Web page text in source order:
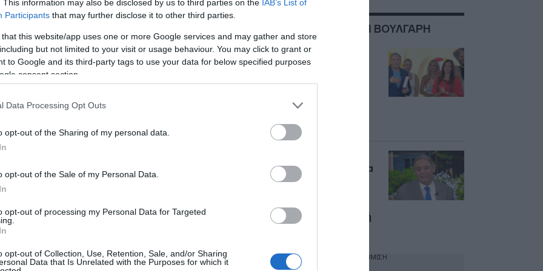
This information may also be disclosed by us to third parties on the IAB’s List of
Participants that may further disclose it to other third parties.
that this website/app uses one or more Google services and may gather and store
but not limited to your visit or usage behaviour. You may click to grant or
to Google and its third-party tags to use your data for below specified purposes
consent section.
Data Processing Opt Outs
opt-out of the Sharing of my personal data.
opt-out of the Sale of my Personal Data.
opt-out of processing my Personal Data for Targeted
opt-out of Collection, Use, Retention, Sale, and/or Sharing
Data that Is Unrelated with the Purposes for which it
μου, την ομάδα μου, το όνειρο
μου άλογο! Τον Dream!Έφυγε
του έλεγα καληνύχτα με ένα φιλί και
η ψυχή μου. Ο Dream ήταν μέλος της
δύσκολες μέρες μου. Υπέροχος
ΣΧΕΤΙΚΑ ΜΕ:ΑΝΘΗ ΒΟΥΛΓΑΡΗ
Τίτλοι τέλους για το
«Κοινωνία Ώρα
Ιορδάνης
Ανθή Βούλγαρη
Χασαπόπουλος: “Θα
κάνω ένα μικρό
χορεύει” είπε η Ανθή
ΔΙΑΦΗΜΙΣΗ